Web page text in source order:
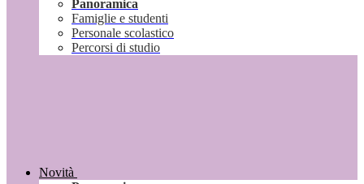
Panoramica
Famiglie e studenti
Personale scolastico
Percorsi di studio
Novità